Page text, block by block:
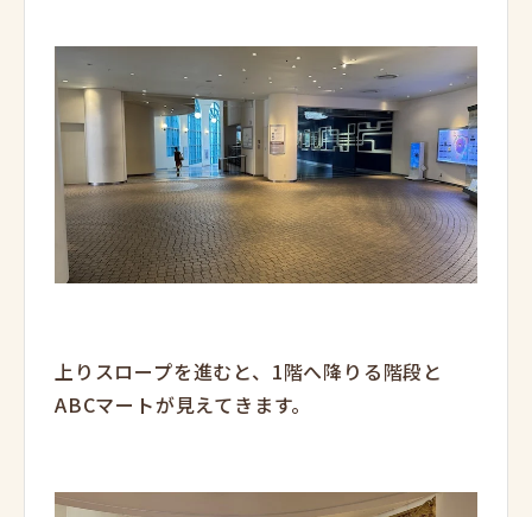
上りスロープを進むと、1階へ降りる階段と
ABCマートが見えてきます。